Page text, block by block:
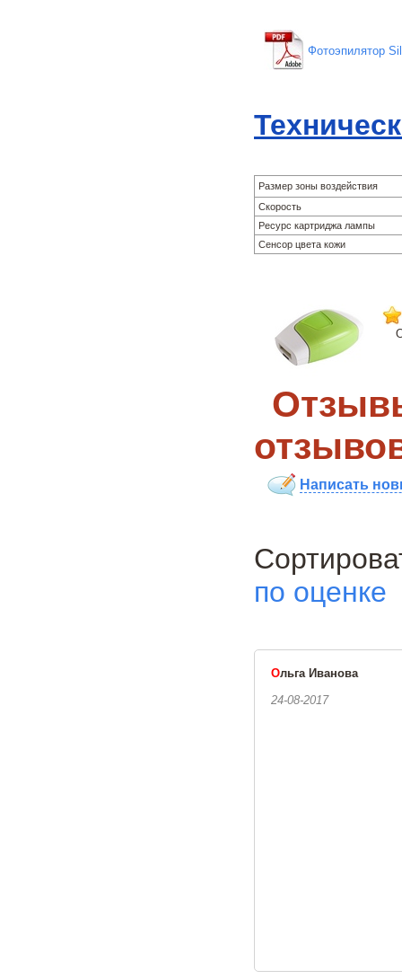
Фотоэпилятор
Размер зоны воздействия
Скорость
Ресурс картриджа лампы
Сенсор цвета кожи
Написать
по оценке
Ольга Иванова
24-08-2017